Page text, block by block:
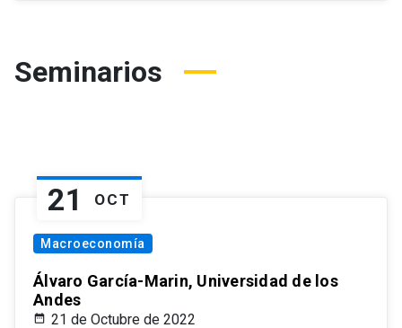
Seminarios
21 OCT
Macroeconomía
Álvaro García-Marin, Universidad de los
Andes
21 de Octubre de 2022